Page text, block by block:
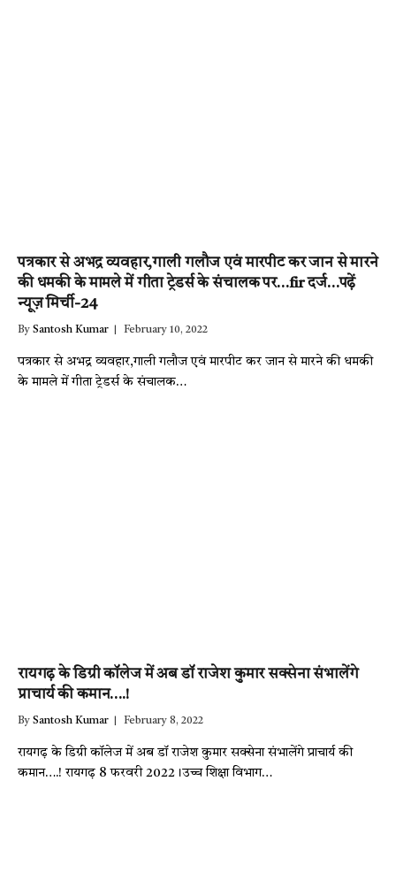
पत्रकार से अभद्र व्यवहार,गाली गलौज एवं मारपीट कर जान से मारने
की धमकी के मामले में गीता ट्रेडर्स के संचालक पर…fir दर्ज…पढ़ें
न्यूज़ मिर्ची-24
By Santosh Kumar February 10, 2022
पत्रकार से अभद्र व्यवहार,गाली गलौज एवं मारपीट कर जान से मारने की धमकी
के मामले में गीता ट्रेडर्स के संचालक…
रायगढ़ के डिग्री कॉलेज में अब डॉ राजेश कुमार सक्सेना संभालेंगे
प्राचार्य की कमान….!
By Santosh Kumar February 8, 2022
रायगढ़ के डिग्री कॉलेज में अब डॉ राजेश कुमार सक्सेना संभालेंगे प्राचार्य की
कमान….! रायगढ़ 8 फरवरी 2022।उच्च शिक्षा विभाग…